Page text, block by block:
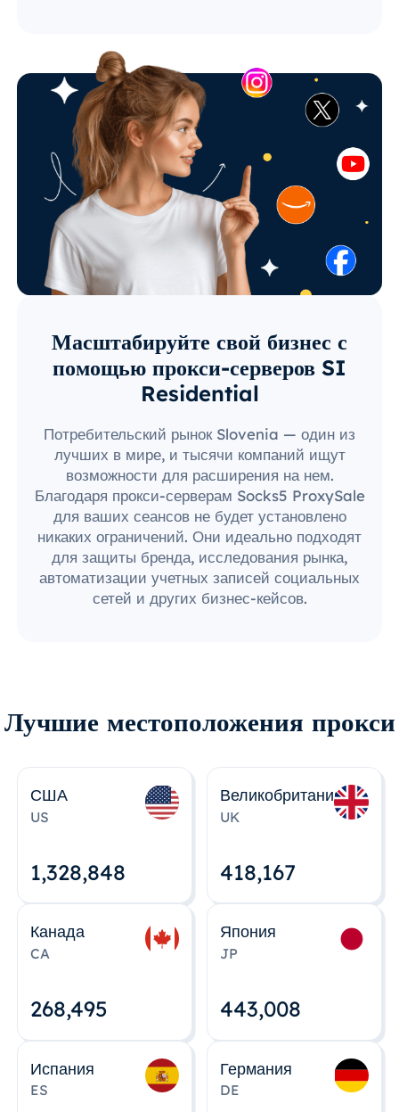
Масштабируйте свой бизнес с
помощью прокси-серверов SI
Residential
Потребительский рынок Slovenia — один из
лучших в мире, и тысячи компаний ищут
возможности для расширения на нем.
Благодаря прокси-серверам Socks5 ProxySale
для ваших сеансов не будет установлено
никаких ограничений. Они идеально подходят
для защиты бренда, исследования рынка,
автоматизации учетных записей социальных
сетей и других бизнес-кейсов.
Лучшие местоположения прокси
США
US
1,328,848
Великобритания
UK
418,167
Канада
CA
268,495
Япония
JP
443,008
Испания
ES
Германия
DE